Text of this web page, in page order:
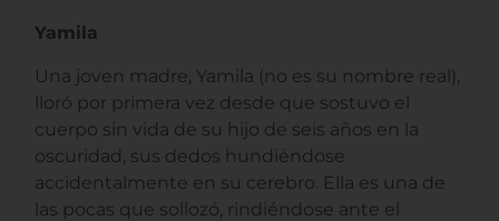
Yamila
Una joven madre, Yamila (no es su nombre real),
lloró por primera vez desde que sostuvo el
cuerpo sin vida de su hijo de seis años en la
oscuridad, sus dedos hundiéndose
accidentalmente en su cerebro. Ella es una de
las pocas que sollozó, rindiéndose ante el